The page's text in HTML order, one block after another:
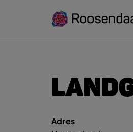
Adres